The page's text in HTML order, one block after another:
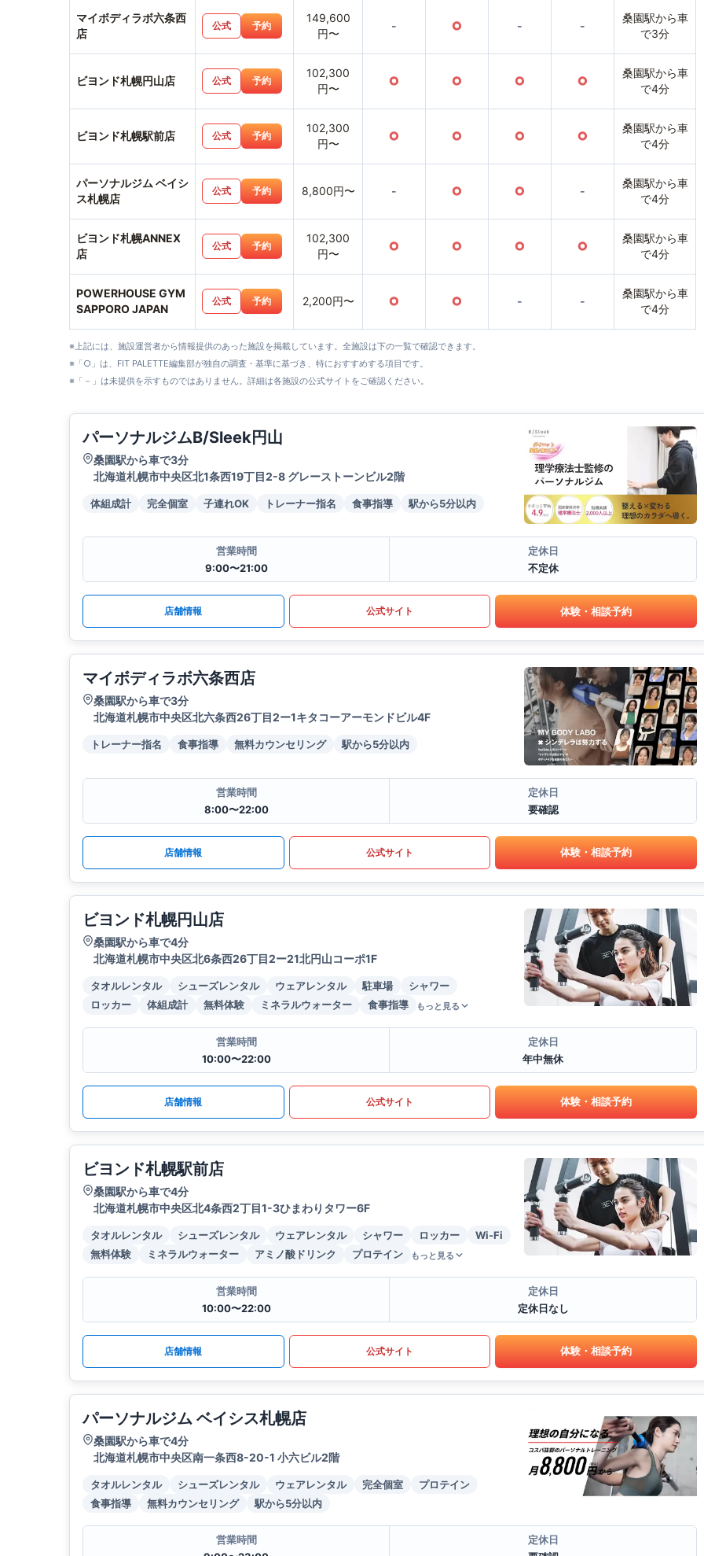
マイボディラボ六条西
店
公式 予約
149,600
円〜
- ○ - -
桑園駅から車
で3分
ビヨンド札幌円山店 公式 予約
102,300
円〜
○ ○ ○ ○
桑園駅から車
で4分
ビヨンド札幌駅前店 公式 予約
102,300
円〜
○ ○ ○ ○
桑園駅から車
で4分
パーソナルジム ベイシ
ス札幌店
公式 予約 8,800円〜 - ○ ○ -
桑園駅から車
で4分
ビヨンド札幌ANNEX
店
公式 予約
102,300
円〜
○ ○ ○ ○
桑園駅から車
で4分
POWERHOUSE GYM
SAPPORO JAPAN
公式 予約 2,200円〜 ○ ○ - -
桑園駅から車
で4分
※上記には、施設運営者から情報提供のあった施設を掲載しています。全施設は下の一覧で確認できます。
※「○」は、FIT PALETTE編集部が独自の調査・基準に基づき、特におすすめする項目です。
※「－」は未提供を示すものではありません。詳細は各施設の公式サイトをご確認ください。
パーソナルジムB/Sleek円山
桑園駅から車で3分
北海道札幌市中央区北1条西19丁目2-8 グレーストーンビル2階
体組成計 完全個室 子連れOK トレーナー指名 食事指導 駅から5分以内
営業時間
9:00〜21:00
定休日
不定休
店舗情報 公式サイト 体験・相談予約
マイボディラボ六条西店
桑園駅から車で3分
北海道札幌市中央区北六条西26丁目2ー1キタコーアーモンドビル4F
トレーナー指名 食事指導 無料カウンセリング 駅から5分以内
営業時間
8:00〜22:00
定休日
要確認
店舗情報 公式サイト 体験・相談予約
ビヨンド札幌円山店
桑園駅から車で4分
北海道札幌市中央区北6条西26丁目2ー21北円山コーポ1F
タオルレンタル シューズレンタル ウェアレンタル 駐車場
シャワー
ロッカー
体組成計 無料体験 ミネラルウォーター 食事指導 もっと見る
営業時間
10:00〜22:00
定休日
年中無休
店舗情報 公式サイト 体験・相談予約
ビヨンド札幌駅前店
桑園駅から車で4分
北海道札幌市中央区北4条西2丁目1-3ひまわりタワー6F
タオルレンタル シューズレンタル ウェアレンタル シャワー ロッカー
Wi-Fi
無料体験
ミネラルウォーター アミノ酸ドリンク プロテイン もっと見る
営業時間
10:00〜22:00
定休日
定休日なし
店舗情報 公式サイト 体験・相談予約
パーソナルジム ベイシス札幌店
桑園駅から車で4分
北海道札幌市中央区南一条西8-20-1 小六ビル2階
タオルレンタル シューズレンタル ウェアレンタル 完全個室
プロテイン
食事指導
無料カウンセリング 駅から5分以内
営業時間
定休日